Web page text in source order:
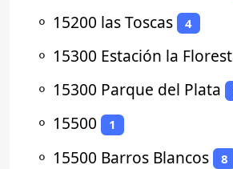
⚬ 15200 las Toscas 4
⚬ 15300 Estación la
⚬ 15300 Parque del Plata
⚬ 15500 1
⚬ 15500 Barros Blancos 8